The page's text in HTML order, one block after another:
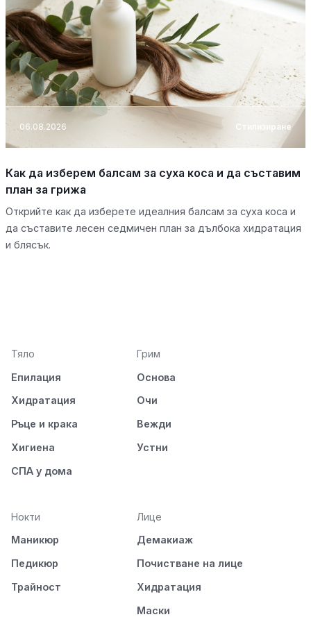
06.08.2026 Стилизиране
Как да изберем балсам за суха коса и да съставим
план за грижа
Открийте как да изберете идеалния балсам за суха коса и
да съставите лесен седмичен план за дълбока хидратация
и блясък.
Тяло
Епилация
Хидратация
Ръце и крака
Хигиена
СПА у дома
Грим
Основа
Очи
Вежди
Устни
Нокти
Маникюр
Педикюр
Трайност
Лице
Демакиаж
Почистване на лице
Хидратация
Маски